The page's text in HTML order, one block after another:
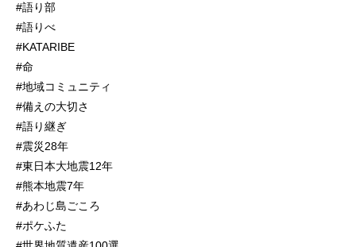
#語り部
#語りべ
#KATARIBE
#命
#地域コミュニティ
#備えの大切さ
#語り継ぎ
#震災28年
#東日本大地震12年
#熊本地震7年
#あわじ島ごころ
#ポケふた